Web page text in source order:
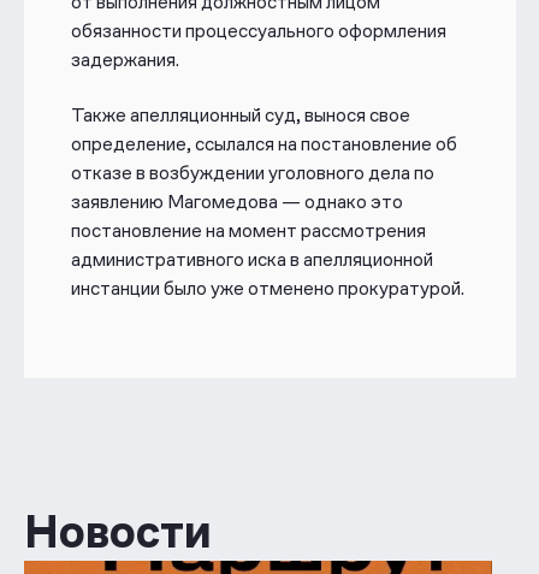
обязанности процессуального оформления
задержания.
Также апелляционный суд, вынося свое
определение, ссылался на постановление об
отказе в возбуждении уголовного дела по
заявлению Магомедова — однако это
постановление на момент рассмотрения
административного иска в апелляционной
инстанции было уже отменено прокуратурой.
Новости